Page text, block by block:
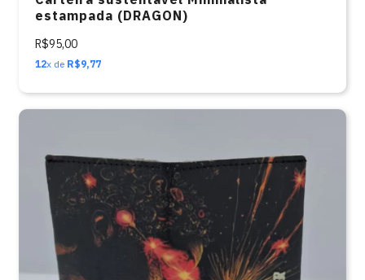
estampada (DRAGON)
R$95,00
12x de R$9,77